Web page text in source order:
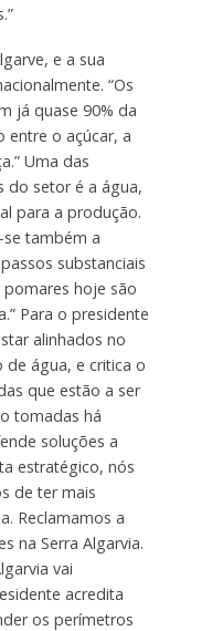
e a sua
“Os
já quase 90% da
entre o açúcar, a
Uma das
do setor é a água,
para a produção.
também a
substanciais
hoje são
Para o presidente
alinhados no
água, e critica o
que estão a ser
tomadas há
soluções a
estratégico, nós
de ter mais
Reclamamos a
na Serra Algarvia.
vai
acredita
os perímetros